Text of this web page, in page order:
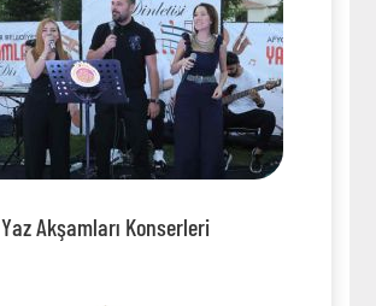
Yaz Akşamları Konserleri